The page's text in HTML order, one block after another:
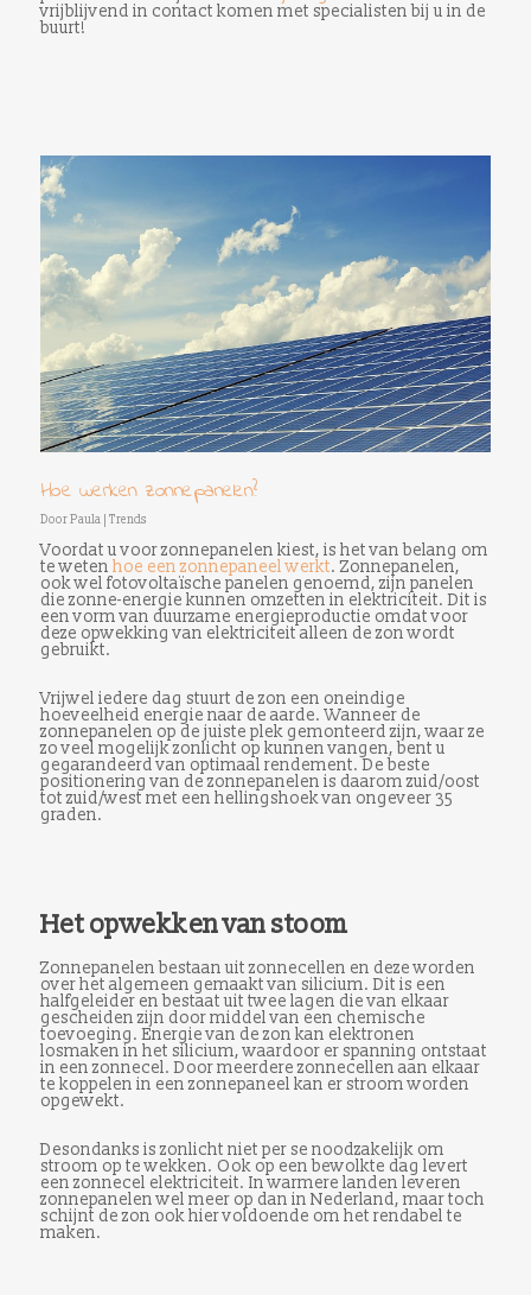
vrijblijvend in contact komen met specialisten bij u in de
buurt!
Hoe werken zonnepanelen?
Door Paula Trends
Voordat u voor zonnepanelen kiest, is het van belang om
te weten hoe een zonnepaneel werkt. Zonnepanelen,
ook wel fotovoltaïsche panelen genoemd, zijn panelen
die zonne-energie kunnen omzetten in elektriciteit. Dit is
een vorm van duurzame energieproductie omdat voor
deze opwekking van elektriciteit alleen de zon wordt
gebruikt.
Vrijwel iedere dag stuurt de zon een oneindige
hoeveelheid energie naar de aarde. Wanneer de
zonnepanelen op de juiste plek gemonteerd zijn, waar ze
zo veel mogelijk zonlicht op kunnen vangen, bent u
gegarandeerd van optimaal rendement. De beste
positionering van de zonnepanelen is daarom zuid/oost
tot zuid/west met een hellingshoek van ongeveer 35
graden.
Het opwekken van stoom
Zonnepanelen bestaan uit zonnecellen en deze worden
over het algemeen gemaakt van silicium. Dit is een
halfgeleider en bestaat uit twee lagen die van elkaar
gescheiden zijn door middel van een chemische
toevoeging. Energie van de zon kan elektronen
losmaken in het silicium, waardoor er spanning ontstaat
in een zonnecel. Door meerdere zonnecellen aan elkaar
te koppelen in een zonnepaneel kan er stroom worden
opgewekt.
Desondanks is zonlicht niet per se noodzakelijk om
stroom op te wekken. Ook op een bewolkte dag levert
een zonnecel elektriciteit. In warmere landen leveren
zonnepanelen wel meer op dan in Nederland, maar toch
schijnt de zon ook hier voldoende om het rendabel te
maken.